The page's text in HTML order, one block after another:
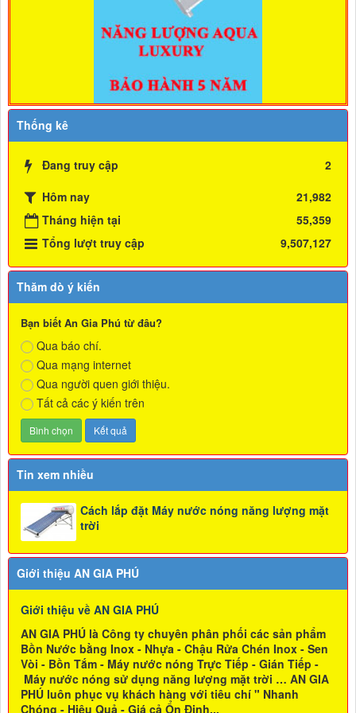
Thống kê
Đang truy cập
2
Hôm nay
21,982
Tháng hiện tại
55,359
Tổng lượt truy cập
9,507,127
Thăm dò ý kiến
Bạn biết An Gia Phú từ đâu?
Qua báo chí.
Qua mạng internet
Qua người quen giới thiệu.
Tất cả các ý kiến trên
Tin xem nhiều
Cách lắp đặt Máy nước nóng năng lượng mặt
trời
Giới thiệu AN GIA PHÚ
Giới thiệu về AN GIA PHÚ
AN GIA PHÚ là Công ty chuyên phân phối các sản phẩm
Bồn Nước bằng Inox - Nhựa - Chậu Rửa Chén Inox - Sen
Vòi - Bồn Tắm - Máy nước nóng Trực Tiếp - Gián Tiếp -
Máy nước nóng sử dụng năng lượng mặt trời … AN GIA
PHÚ luôn phục vụ khách hàng với tiêu chí " Nhanh
Chóng - Hiệu Quả - Giá cả Ổn Định...